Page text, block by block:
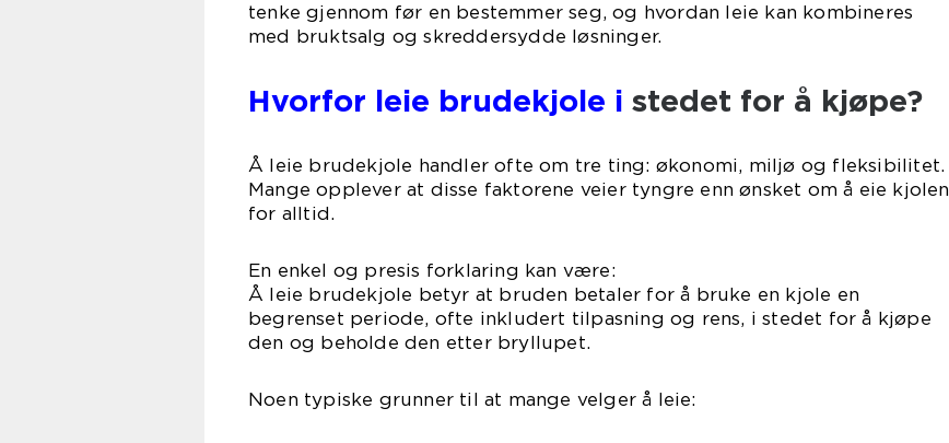
tenke gjennom før en bestemmer seg, og hvordan leie kan kombineres
med bruktsalg og skreddersydde løsninger.
Hvorfor leie brudekjole i stedet for å kjøpe?
Å leie brudekjole handler ofte om tre ting: økonomi, miljø og fleksibilitet.
Mange opplever at disse faktorene veier tyngre enn ønsket om å eie kjolen
for alltid.
En enkel og presis forklaring kan være:
Å leie brudekjole betyr at bruden betaler for å bruke en kjole en
begrenset periode, ofte inkludert tilpasning og rens, i stedet for å kjøpe
den og beholde den etter bryllupet.
Noen typiske grunner til at mange velger å leie: